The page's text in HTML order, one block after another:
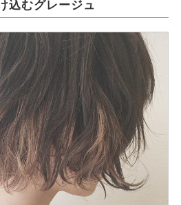
込むグレージュ